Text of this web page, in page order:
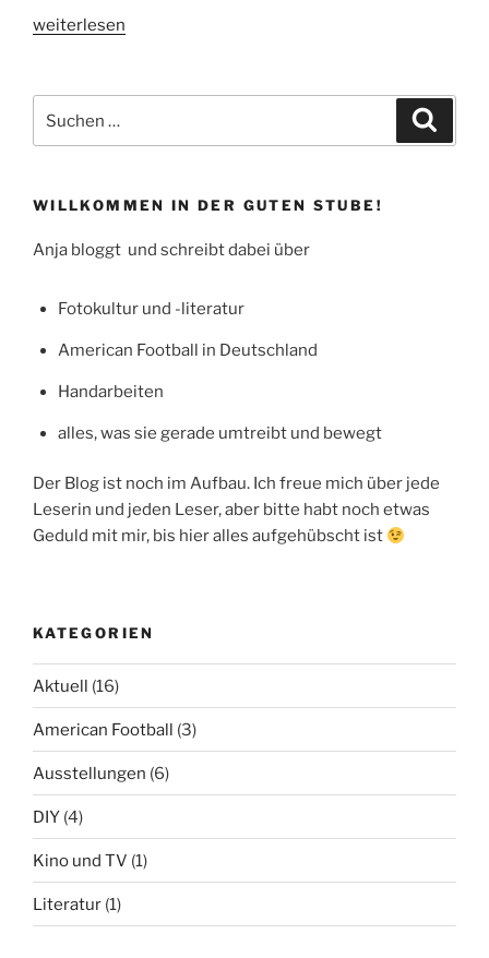
„Im
Marquardt.
Schönheit
weiterlesen
nach:
WILLKOMMEN IN DER GUTEN STUBE!
Anja bloggt und schreibt dabei über
Fotokultur und -literatur
American Football in Deutschland
Handarbeiten
alles, was sie gerade umtreibt und bewegt
Der Blog ist noch im Aufbau. Ich freue mich über jede
Leserin und jeden Leser, aber bitte habt noch etwas
Geduld mit mir, bis hier alles aufgehübscht ist
KATEGORIEN
Aktuell (16)
American Football (3)
Ausstellungen (6)
DIY (4)
Kino und TV (1)
Literatur (1)